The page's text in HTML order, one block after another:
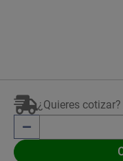
¿Quieres cotizar?